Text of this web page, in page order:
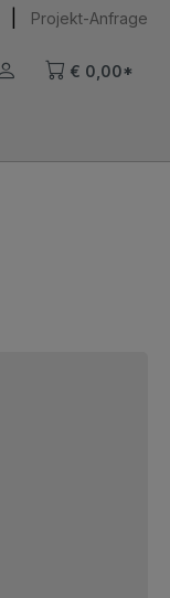
Projekt-Anfrage
€ 0,00*